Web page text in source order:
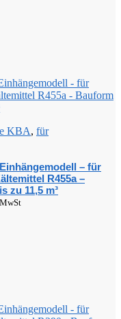
KBA, für
– für
R455a –
zu 11,5 m³